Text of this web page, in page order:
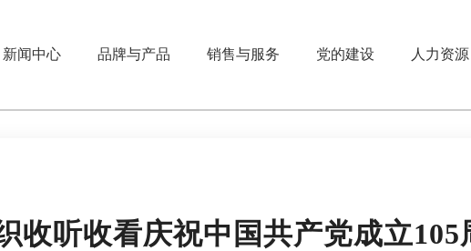
新闻中心 品牌与产品 销售与服务 党的建设 人力资源
收听收看庆祝中国共产党成立105